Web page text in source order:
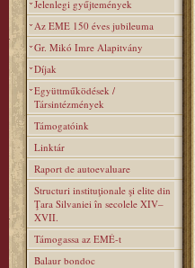
Jelenlegi gyűjtemények
Az EME 150 éves jubileuma
Gr. Mikó Imre Alapitvány
Díjak
Együttműködések /
Társintézmények
Támogatóink
Linktár
Raport de autoevaluare
Structuri instituţionale şi elite din
Ţara Silvaniei în secolele XIV–
XVII.
Támogassa az EMÉ-t
Balaur bondoc